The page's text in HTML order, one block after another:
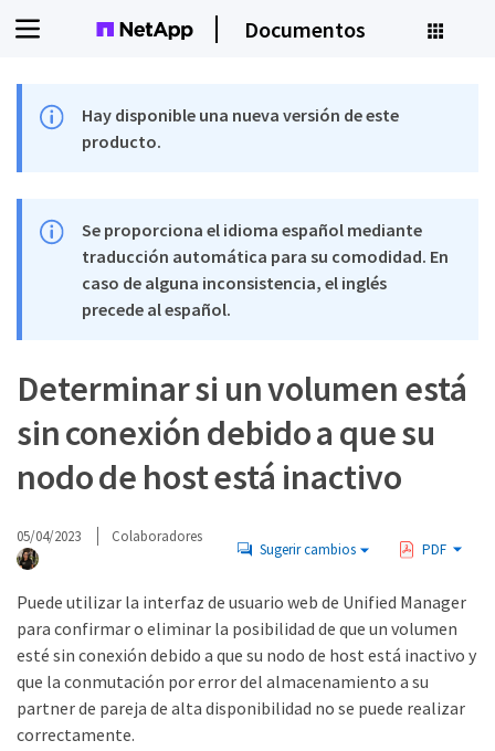
Documentos
Hay disponible una nueva versión de este
producto.
Se proporciona el idioma español mediante
traducción automática para su comodidad. En
caso de alguna inconsistencia, el inglés
precede al español.
Determinar si un volumen está
sin conexión debido a que su
nodo de host está inactivo
05/04/2023 Colaboradores
Sugerir cambios PDF
Puede utilizar la interfaz de usuario web de Unified Manager
para confirmar o eliminar la posibilidad de que un volumen
esté sin conexión debido a que su nodo de host está inactivo y
que la conmutación por error del almacenamiento a su
partner de pareja de alta disponibilidad no se puede realizar
correctamente.